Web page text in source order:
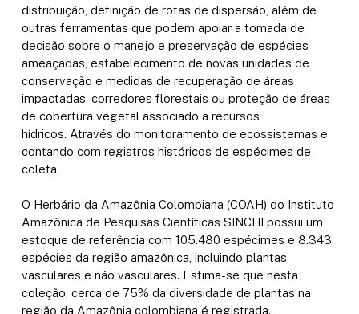
distribuição, definição de rotas de dispersão, além de
outras ferramentas que podem apoiar a tomada de
decisão sobre o manejo e preservação de espécies
ameaçadas, estabelecimento de novas unidades de
conservação e medidas de recuperação de áreas
impactadas. corredores florestais ou proteção de áreas
de cobertura vegetal associado a recursos
hídricos. Através do monitoramento de ecossistemas e
contando com registros históricos de espécimes de
coleta,
O Herbário da Amazônia Colombiana (COAH) do Instituto
Amazônica de Pesquisas Científicas SINCHI possui um
estoque de referência com 105.480 espécimes e 8.343
espécies da região amazônica, incluindo plantas
vasculares e não vasculares. Estima-se que nesta
coleção, cerca de 75% da diversidade de plantas na
região da Amazônia colombiana é registrada.